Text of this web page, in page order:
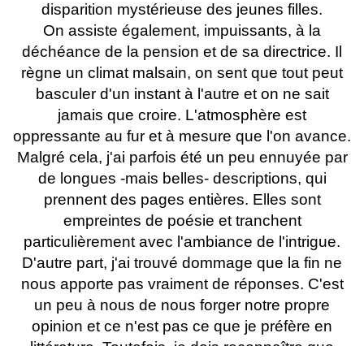
disparition mystérieuse des jeunes filles.
On assiste également, impuissants, à la
déchéance de la pension et de sa directrice. Il
règne un climat malsain, on sent que tout peut
basculer d'un instant à l'autre et on ne sait
jamais que croire. L'atmosphère est
oppressante au fur et à mesure que l'on avance.
Malgré cela, j'ai parfois été un peu ennuyée par
de longues -mais belles- descriptions, qui
prennent des pages entières. Elles sont
empreintes de poésie et tranchent
particulièrement avec l'ambiance de l'intrigue.
D'autre part, j'ai trouvé dommage que la fin ne
nous apporte pas vraiment de réponses. C'est
un peu à nous de nous forger notre propre
opinion et ce n'est pas ce que je préfère en